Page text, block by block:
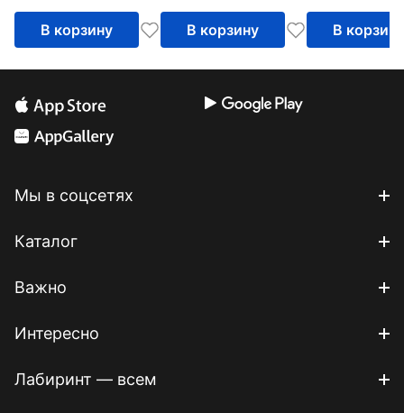
В корзину В корзину В корзину
Мы в соцсетях
Каталог
Важно
Интересно
Лабиринт — всем